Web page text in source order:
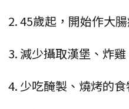
2. 45歲起，開始作大腸
3. 減少攝取漢堡、炸
4. 少吃醃製、燒烤的食